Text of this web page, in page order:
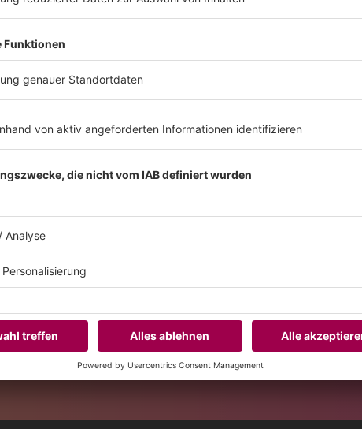
KW31 Album der Woche
LOWTOPIC “CHIARO”
chiaro ist Lowtopics persönliche
die ihn geprägt haben
MEHR LESEN